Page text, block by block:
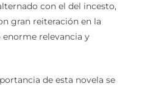
con el del incesto,
gran reiteración en la
relevancia y
de esta novela se